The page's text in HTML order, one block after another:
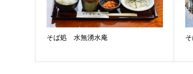
そば処 水無湧水庵